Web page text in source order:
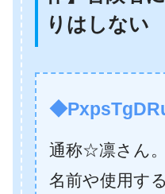
りはしない
通称☆凛さん。
名前や使用す